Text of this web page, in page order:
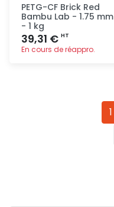
PETG-CF Brick Red
Bambu Lab - 1.75 mm
- 1 kg
39,31 € HT
En cours de réappro.
1